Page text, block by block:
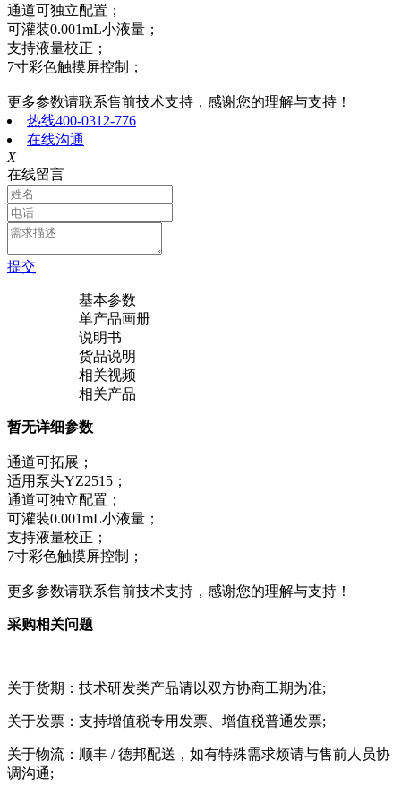
通道可独立配置；
可灌装0.001mL小液量；
支持液量校正；
7寸彩色触摸屏控制；
更多参数请联系售前技术支持，感谢您的理解与支持！
热线400-0312-776
在线沟通
X
在线留言
提交
基本参数
单产品画册
说明书
货品说明
相关视频
相关产品
暂无详细参数
通道可拓展；
适用泵头YZ2515；
通道可独立配置；
可灌装0.001mL小液量；
支持液量校正；
7寸彩色触摸屏控制；
更多参数请联系售前技术支持，感谢您的理解与支持！
采购相关问题
关于货期：技术研发类产品请以双方协商工期为准;
关于发票：支持增值税专用发票、增值税普通发票;
关于物流：顺丰 / 德邦配送，如有特殊需求烦请与售前人员协
调沟通;